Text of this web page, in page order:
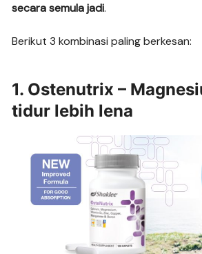
secara semula jadi.
Berikut 3 kombinasi paling berkesan:
1. Ostenutrix –
tidur lebih lena